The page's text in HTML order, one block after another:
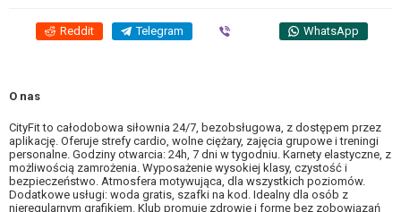
Reddit Telegram WhatsApp
O nas
CityFit to całodobowa siłownia 24/7, bezobsługowa, z dostępem przez
aplikację. Oferuje strefy cardio, wolne ciężary, zajęcia grupowe i treningi
personalne. Godziny otwarcia: 24h, 7 dni w tygodniu. Karnety elastyczne, z
możliwością zamrożenia. Wyposażenie wysokiej klasy, czystość i
bezpieczeństwo. Atmosfera motywująca, dla wszystkich poziomów.
Dodatkowe usługi: woda gratis, szafki na kod. Idealny dla osób z
nieregularnym grafikiem. Klub promuje zdrowie i formę bez zobowiązań